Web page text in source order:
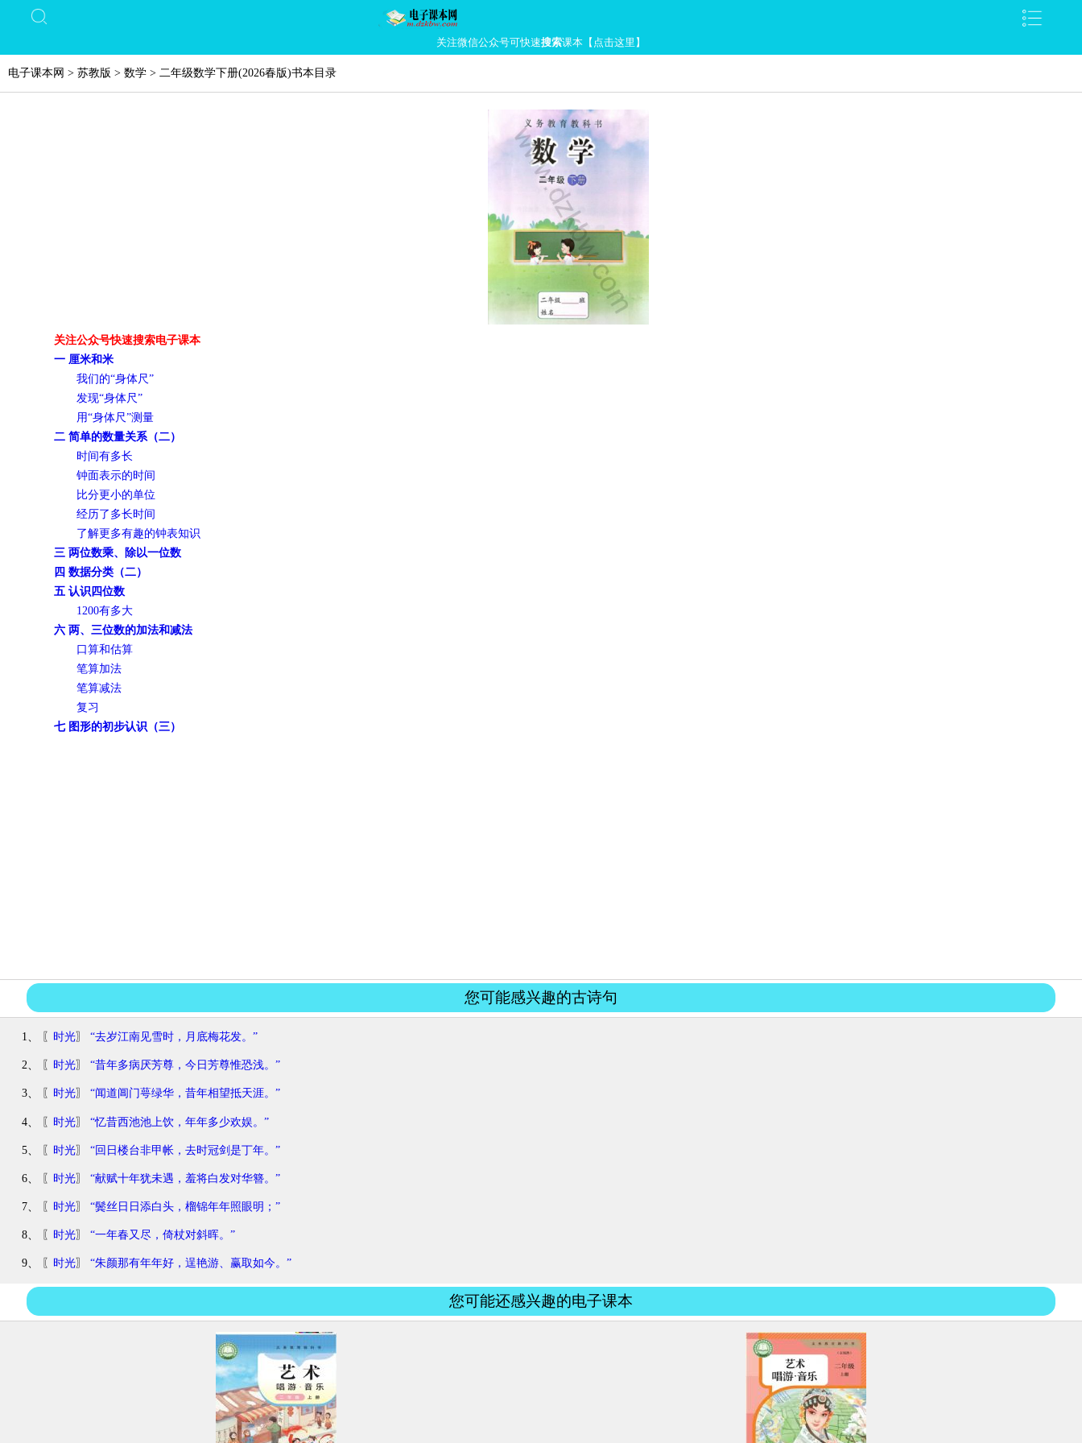
关注微信公众号可快速搜索课本【点击这里】
电子课本网 > 苏教版 > 数学 > 二年级数学下册(2026春版)书本目录
关注公众号快速搜索电子课本
一 厘米和米
我们的“身体尺”
发现“身体尺”
用“身体尺”测量
二 简单的数量关系（二）
时间有多长
钟面表示的时间
比分更小的单位
经历了多长时间
了解更多有趣的钟表知识
三 两位数乘、除以一位数
四 数据分类（二）
五 认识四位数
1200有多大
六 两、三位数的加法和减法
口算和估算
笔算加法
笔算减法
复习
七 图形的初步认识（三）
您可能感兴趣的古诗句
1、 〖 时光〗 “去岁江南见雪时，月底梅花发。”
2、 〖 时光〗 “昔年多病厌芳尊，今日芳尊惟恐浅。”
3、 〖 时光〗 “闻道阊门萼绿华，昔年相望抵天涯。”
4、 〖 时光〗 “忆昔西池池上饮，年年多少欢娱。”
5、 〖 时光〗 “回日楼台非甲帐，去时冠剑是丁年。”
6、 〖 时光〗 “献赋十年犹未遇，羞将白发对华簪。”
7、 〖 时光〗 “鬓丝日日添白头，榴锦年年照眼明；”
8、 〖 时光〗 “一年春又尽，倚杖对斜晖。”
9、 〖 时光〗 “朱颜那有年年好，逞艳游、赢取如今。”
您可能还感兴趣的电子课本